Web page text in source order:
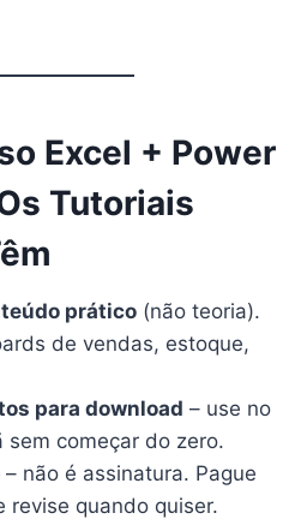
Excel + Power
Tutoriais
prático (não teoria).
de vendas, estoque,
para download – use no
sem começar do zero.
– não é assinatura. Pague
revise quando quiser.